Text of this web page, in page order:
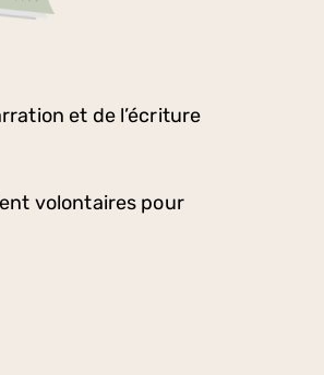
et de l’écriture
volontaires pour